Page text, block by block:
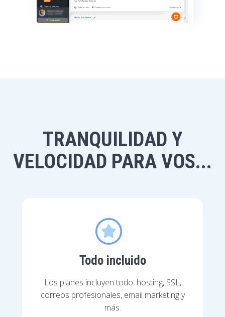
TRANQUILIDAD Y
VELOCIDAD PARA VOS...
Todo incluido
Los planes incluyen todo: hosting, SSL,
correos profesionales, email marketing y
más.